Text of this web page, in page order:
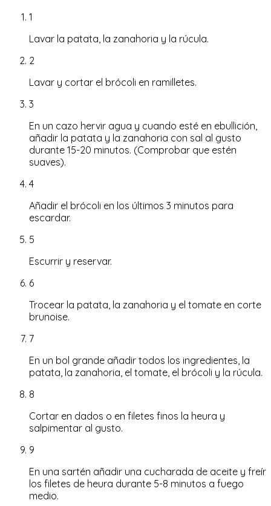
1
Lavar la patata, la zanahoria y la rúcula.
2
Lavar y cortar el brócoli en ramilletes.
3
En un cazo hervir agua y cuando esté en ebullición,
añadir la patata y la zanahoria con sal al gusto
durante 15-20 minutos. (Comprobar que estén
suaves).
4
Añadir el brócoli en los últimos 3 minutos para
escardar.
5
Escurrir y reservar.
6
Trocear la patata, la zanahoria y el tomate en corte
brunoise.
7
En un bol grande añadir todos los ingredientes, la
patata, la zanahoria, el tomate, el brócoli y la rúcula.
8
Cortar en dados o en filetes finos la heura y
salpimentar al gusto.
9
En una sartén añadir una cucharada de aceite y freír
los filetes de heura durante 5-8 minutos a fuego
medio.